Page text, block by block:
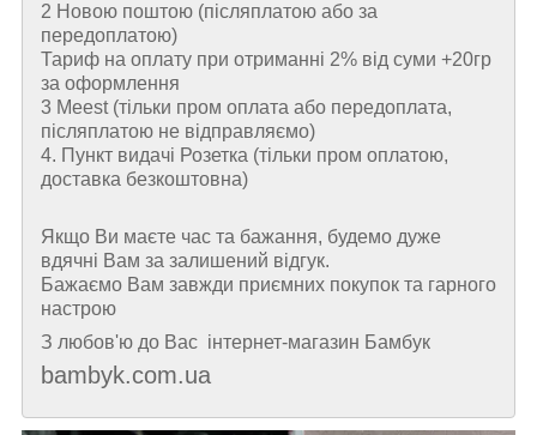
2 Новою поштою (пiсляплатою або за
передоплатою)
Тариф на оплату при отриманні 2% від суми +20гр
за оформлення
3 Meest (тільки пром оплата або передоплата,
післяплатою не відправляємо)
4. Пункт видачі Розетка (тільки пром оплатою,
доставка безкоштовна)
Якщо Ви маєте час та бажання, будемо дуже
вдячні Вам за залишений відгук.
Бажаємо Вам завжди приємних покупок та гарного
настрою
З любов'ю до Вас інтернет-магазин Бамбук
bambyk.com.ua